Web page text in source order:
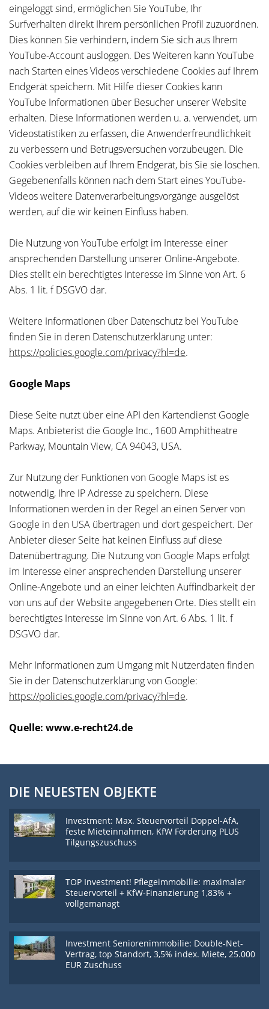
eingeloggt sind, ermöglichen Sie YouTube, Ihr
Surfverhalten direkt Ihrem persönlichen Profil zuzuordnen.
Dies können Sie verhindern, indem Sie sich aus Ihrem
YouTube-Account ausloggen. Des Weiteren kann YouTube
nach Starten eines Videos verschiedene Cookies auf Ihrem
Endgerät speichern. Mit Hilfe dieser Cookies kann
YouTube Informationen über Besucher unserer Website
erhalten. Diese Informationen werden u. a. verwendet, um
Videostatistiken zu erfassen, die Anwenderfreundlichkeit
zu verbessern und Betrugsversuchen vorzubeugen. Die
Cookies verbleiben auf Ihrem Endgerät, bis Sie sie löschen.
Gegebenenfalls können nach dem Start eines YouTube-
Videos weitere Datenverarbeitungsvorgänge ausgelöst
werden, auf die wir keinen Einfluss haben.
Die Nutzung von YouTube erfolgt im Interesse einer
ansprechenden Darstellung unserer Online-Angebote.
Dies stellt ein berechtigtes Interesse im Sinne von Art. 6
Abs. 1 lit. f DSGVO dar.
Weitere Informationen über Datenschutz bei YouTube
finden Sie in deren Datenschutzerklärung unter:
https://policies.google.com/privacy?hl=de.
Google Maps
Diese Seite nutzt über eine API den Kartendienst Google
Maps. Anbieterist die Google Inc., 1600 Amphitheatre
Parkway, Mountain View, CA 94043, USA.
Zur Nutzung der Funktionen von Google Maps ist es
notwendig, Ihre IP Adresse zu speichern. Diese
Informationen werden in der Regel an einen Server von
Google in den USA übertragen und dort gespeichert. Der
Anbieter dieser Seite hat keinen Einfluss auf diese
Datenübertragung. Die Nutzung von Google Maps erfolgt
im Interesse einer ansprechenden Darstellung unserer
Online-Angebote und an einer leichten Auffindbarkeit der
von uns auf der Website angegebenen Orte. Dies stellt ein
berechtigtes Interesse im Sinne von Art. 6 Abs. 1 lit. f
DSGVO dar.
Mehr Informationen zum Umgang mit Nutzerdaten finden
Sie in der Datenschutzerklärung von Google:
https://policies.google.com/privacy?hl=de.
Quelle: www.e-recht24.de
DIE NEUESTEN OBJEKTE
Investment: Max. Steuervorteil Doppel-AfA,
feste Mieteinnahmen, KfW Förderung PLUS
Tilgungszuschuss
TOP Investment! Pflegeimmobilie: maximaler
Steuervorteil + KfW-Finanzierung 1,83% +
vollgemanagt
Investment Seniorenimmobilie: Double-Net-
Vertrag, top Standort, 3,5% index. Miete, 25.000
EUR Zuschuss